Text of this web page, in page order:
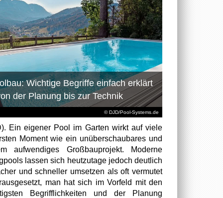
© DJD/Pool-Systems.de
Wichtige Begriffe einfach erklärt
der Planung bis zur Technik
Ein eigener Pool im Garten wirkt auf viele
Moment wie ein unüberschaubares und
aufwendiges Großbauprojekt. Moderne
lassen sich heutzutage jedoch deutlich
und schneller umsetzen als oft vermutet
man hat sich im Vorfeld mit den
Begrifflichkeiten und der Planung